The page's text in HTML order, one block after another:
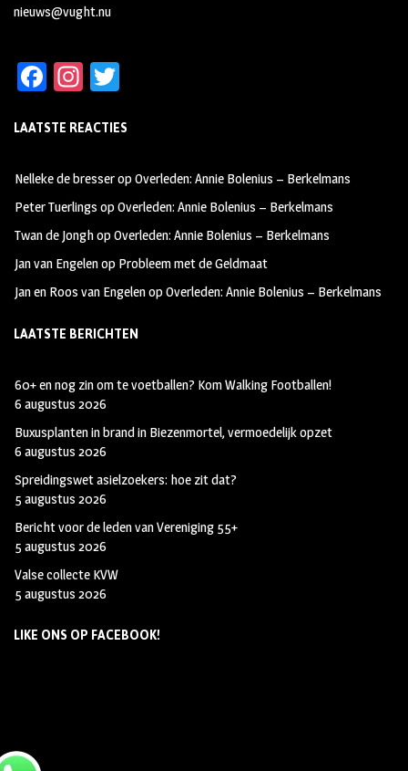
nieuws@vught.nu
Fa
b
oo
k
In
ag
m
tt
LAATSTE REACTIES
Nelleke de bresseropOverleden: Annie Bolenius – Berkelmans
Peter Tuerlings opOverleden: Annie Bolenius – Berkelmans
Twan de JonghopOverleden: Annie Bolenius – Berkelmans
Jan van Engelenop Probleem met de Geldmaat
Jan en Roos van EngelenopOverleden: Annie Bolenius – Berkelmans
LAATSTE BERICHTEN
60+ en nog zin om te voetballen? Kom Walking Footballen!
6 augustus 2026
Buxusplanten in brand in Biezenmortel, vermoedelijk opzet
6 augustus 2026
Spreidingswet asielzoekers: hoe zit dat?
5 augustus 2026
Bericht voor de leden van Vereniging 55+
5 augustus 2026
Valse collecte KVW
5 augustus 2026
LIKE ONS OP FACEBOOK!